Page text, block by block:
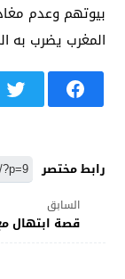
بيوتهم وعدم
المغرب يضرب به
رابط مختصر
السابق
قصة ابتهال